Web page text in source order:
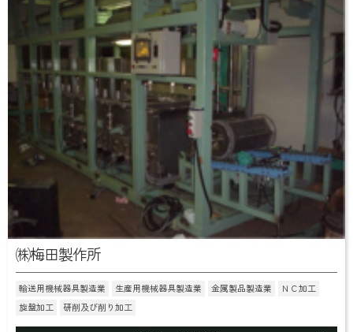
㈱梅田製作所
輸送用機械器具製造業 生産用機械器具製造業 金属製品製造業
ＮＣ加工
旋盤加工
研削及び削り加工